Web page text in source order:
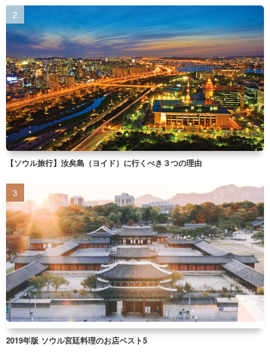
【ソウル旅行】汝矣島（ヨイド）に行くべき３つの理由
2019年版 ソウル宮廷料理のお店ベスト5